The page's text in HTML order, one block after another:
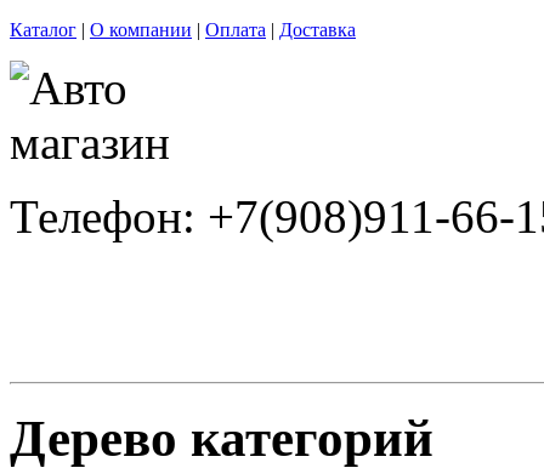
Каталог | О компании | Оплата | Доставка
Телефон: +7(908)911-66-
Дерево категорий